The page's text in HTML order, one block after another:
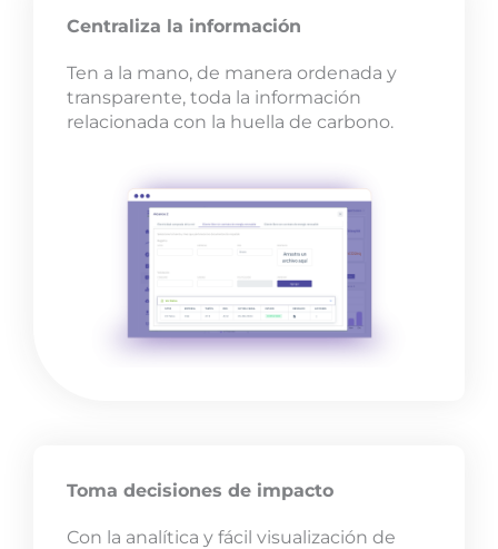
Centraliza la información
Ten a la mano, de manera ordenada y
transparente, toda la información
relacionada con la huella de carbono.
Toma decisiones de impacto
Con la analítica y fácil visualización de